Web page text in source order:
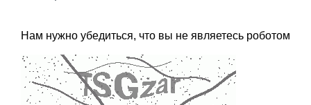
Нам нужно убедиться, что вы не являетесь роботом